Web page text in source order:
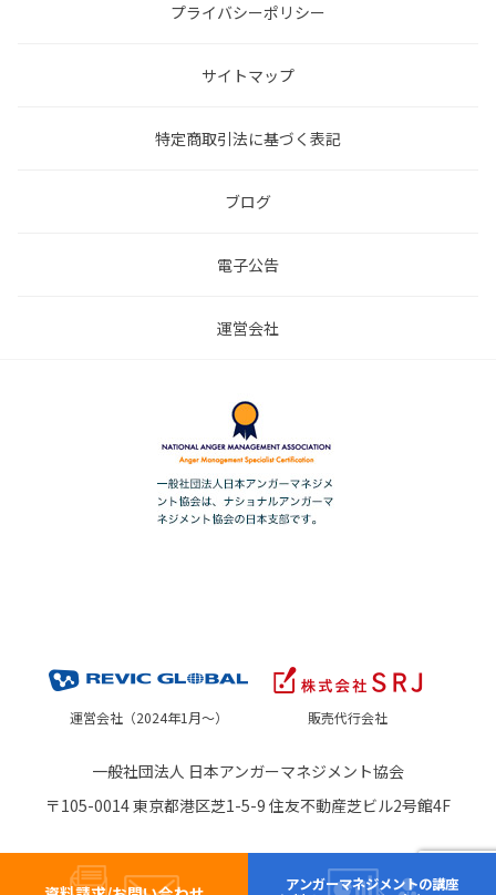
プライバシーポリシー
サイトマップ
特定商取引法に基づく表記
ブログ
電子公告
運営会社
アンガーマネジメントの講座